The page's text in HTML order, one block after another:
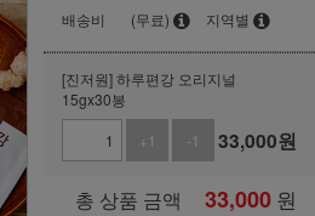
배송비
(무료) 지역별
[진저원] 하루편강 오리지널
15gx30봉
+1
-1 33,000원
총 상품 금액 33,000 원